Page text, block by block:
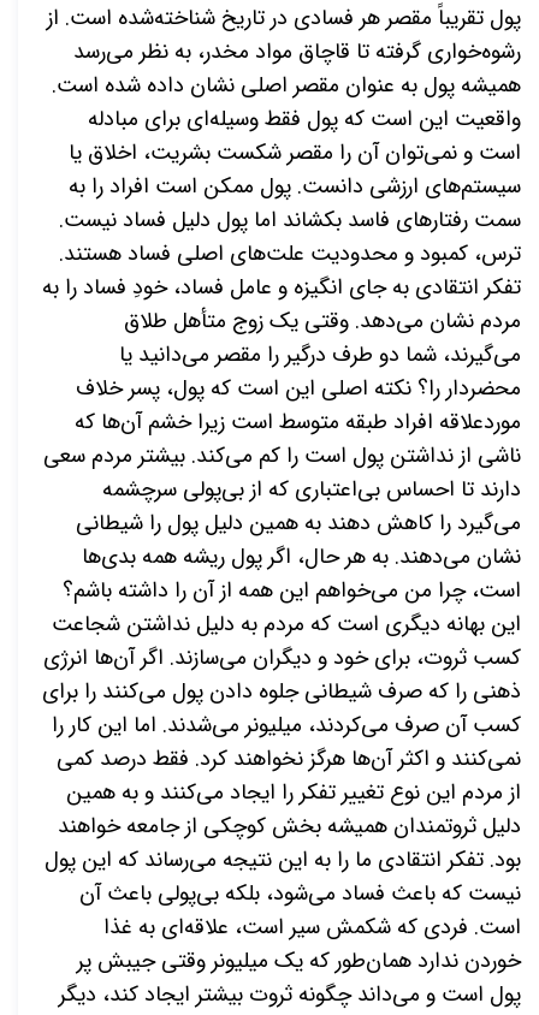
پول تقریباً مقصر هر فسادی در تاریخ شناخته‌شده است. از
رشوه‌خواری گرفته تا قاچاق مواد مخدر، به نظر می‌رسد
همیشه پول به عنوان مقصر اصلی نشان داده شده است.
واقعیت این است که پول فقط وسیله‌ای برای مبادله
است و نمی‌توان آن را مقصر شکست بشریت، اخلاق یا
سیستم‌های ارزشی دانست. پول ممکن است افراد را به
سمت رفتارهای فاسد بکشاند اما پول دلیل فساد نیست.
ترس، کمبود و محدودیت علت‌های اصلی فساد هستند.
تفکر انتقادی به جای انگیزه و عامل فساد، خودِ فساد را به
مردم نشان می‌دهد. وقتی یک زوج متأهل طلاق
می‌گیرند، شما دو طرف درگیر را مقصر می‌دانید یا
محضردار را؟ نکته اصلی این است که پول، پسر خلاف
موردعلاقه افراد طبقه متوسط است زیرا خشم آن‌ها که
ناشی از نداشتن پول است را کم می‌کند. بیشتر مردم سعی
دارند تا احساس بی‌اعتباری که از بی‌پولی سرچشمه
می‌گیرد را کاهش دهند به همین دلیل پول را شیطانی
نشان می‌دهند. به هر حال، اگر پول ریشه همه بدی‌ها
است، چرا من می‌خواهم این همه از آن را داشته باشم؟
این بهانه دیگری است که مردم به دلیل نداشتن شجاعت
کسب ثروت، برای خود و دیگران می‌سازند. اگر آن‌ها انرژی
ذهنی را که صرف شیطانی جلوه دادن پول می‌کنند را برای
کسب آن صرف می‌کردند، میلیونر می‌شدند. اما این کار را
نمی‌کنند و اکثر آن‌ها هرگز نخواهند کرد. فقط درصد کمی
از مردم این نوع تغییر تفکر را ایجاد می‌کنند و به همین
دلیل ثروتمندان همیشه بخش کوچکی از جامعه خواهند
بود. تفکر انتقادی ما را به این نتیجه می‌رساند که این پول
نیست که باعث فساد می‌شود، بلکه بی‌پولی باعث آن
است. فردی که شکمش سیر است، علاقه‌ای به غذا
خوردن ندارد همان‌طور که یک میلیونر وقتی جیبش پر
پول است و می‌داند چگونه ثروت بیشتر ایجاد کند، دیگر